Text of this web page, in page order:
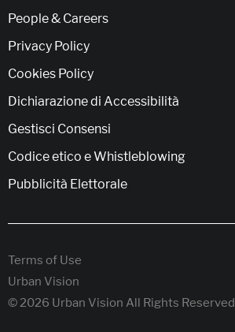
People & Careers
Privacy Policy
Cookies Policy
Dichiarazione di Accessibilità
Gestisci Consensi
Codice etico e Whistleblowing
Pubblicità Elettorale
Terms of Use
Urban Vision
© 2026 Urban Vision All Rights Reserved